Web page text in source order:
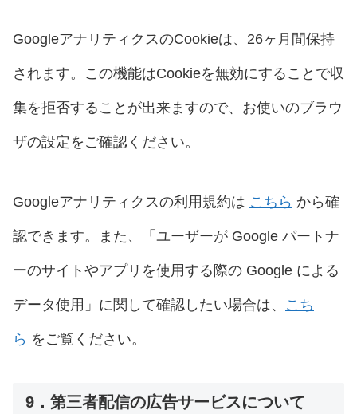
GoogleアナリティクスのCookieは、26ヶ月間保持
されます。この機能はCookieを無効にすることで収
集を拒否することが出来ますので、お使いのブラウ
ザの設定をご確認ください。
Googleアナリティクスの利用規約は こちら から確
認できます。また、「ユーザーが Google パートナ
ーのサイトやアプリを使用する際の Google による
データ使用」に関して確認したい場合は、 こち
ら をご覧ください。
9．第三者配信の広告サービスについて